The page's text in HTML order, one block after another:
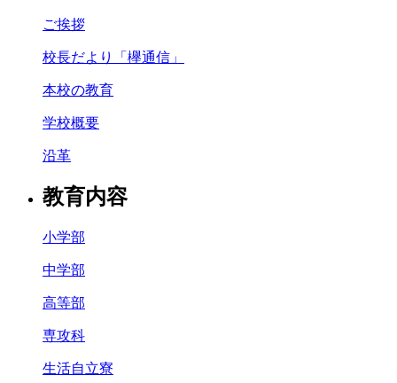
ご挨拶
校長だより「欅通信」
本校の教育
学校概要
沿革
教育内容
小学部
中学部
高等部
専攻科
生活自立寮